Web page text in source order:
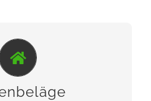
AUSWAHL...
Parkett, Fertigparkett, Kork,
und -fließen, Linoleum